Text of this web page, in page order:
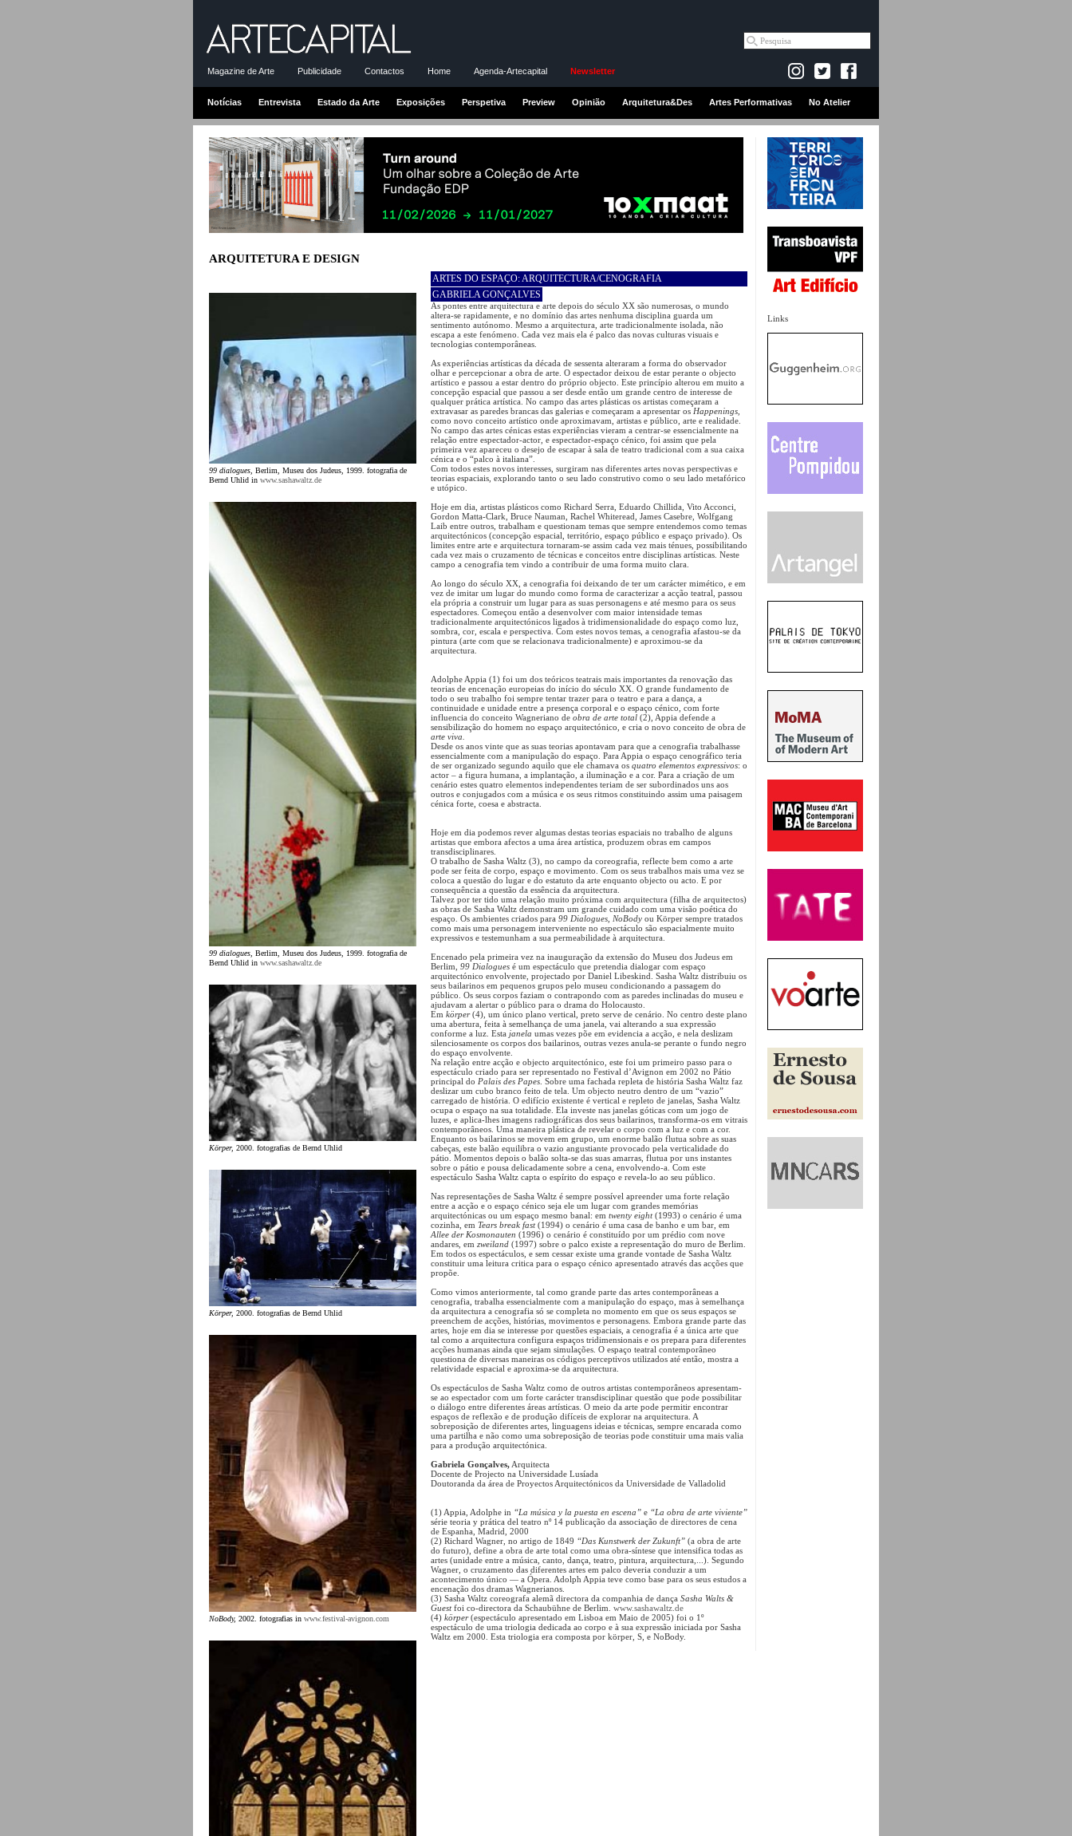
Magazine de Arte Publicidade Contactos Home Agenda-Artecapital Newsletter
Notícias Entrevista Estado da Arte Exposições Perspetiva Preview Opinião Arquitetura&Des Artes Performativas No Atelier
Links
ARQUITETURA E DESIGN
99 dialogues, Berlim, Museu dos Judeus, 1999. fotografia de
Bernd Uhlid in www.sashawaltz.de
99 dialogues, Berlim, Museu dos Judeus, 1999. fotografia de
Bernd Uhlid in www.sashawaltz.de
Körper, 2000. fotografias de Bernd Uhlid
Körper, 2000. fotografias de Bernd Uhlid
NoBody, 2002. fotografias in www.festival-avignon.com
ARTES DO ESPAÇO: ARQUITECTURA/CENOGRAFIA
GABRIELA GONÇALVES
As pontes entre arquitectura e arte depois do século XX são numerosas, o mundo
altera-se rapidamente, e no domínio das artes nenhuma disciplina guarda um
sentimento autónomo. Mesmo a arquitectura, arte tradicionalmente isolada, não
escapa a este fenómeno. Cada vez mais ela é palco das novas culturas visuais e
tecnologias contemporâneas.
As experiências artísticas da década de sessenta alteraram a forma do observador
olhar e percepcionar a obra de arte. O espectador deixou de estar perante o objecto
artístico e passou a estar dentro do próprio objecto. Este princípio alterou em muito a
concepção espacial que passou a ser desde então um grande centro de interesse de
qualquer prática artística. No campo das artes plásticas os artistas começaram a
extravasar as paredes brancas das galerias e começaram a apresentar os Happenings,
como novo conceito artístico onde aproximavam, artistas e público, arte e realidade.
No campo das artes cénicas estas experiências vieram a centrar-se essencialmente na
relação entre espectador-actor, e espectador-espaço cénico, foi assim que pela
primeira vez apareceu o desejo de escapar à sala de teatro tradicional com a sua caixa
cénica e o “palco à italiana”.
Com todos estes novos interesses, surgiram nas diferentes artes novas perspectivas e
teorias espaciais, explorando tanto o seu lado construtivo como o seu lado metafórico
e utópico.
Hoje em dia, artistas plásticos como Richard Serra, Eduardo Chillida, Vito Acconci,
Gordon Matta-Clark, Bruce Nauman, Rachel Whiteread, James Casebre, Wolfgang
Laib entre outros, trabalham e questionam temas que sempre entendemos como temas
arquitectónicos (concepção espacial, território, espaço público e espaço privado). Os
limites entre arte e arquitectura tornaram-se assim cada vez mais ténues, possibilitando
cada vez mais o cruzamento de técnicas e conceitos entre disciplinas artísticas. Neste
campo a cenografia tem vindo a contribuir de uma forma muito clara.
Ao longo do século XX, a cenografia foi deixando de ter um carácter mimético, e em
vez de imitar um lugar do mundo como forma de caracterizar a acção teatral, passou
ela própria a construir um lugar para as suas personagens e até mesmo para os seus
espectadores. Começou então a desenvolver com maior intensidade temas
tradicionalmente arquitectónicos ligados à tridimensionalidade do espaço como luz,
sombra, cor, escala e perspectiva. Com estes novos temas, a cenografia afastou-se da
pintura (arte com que se relacionava tradicionalmente) e aproximou-se da
arquitectura.
Adolphe Appia (1) foi um dos teóricos teatrais mais importantes da renovação das
teorias de encenação europeias do início do século XX. O grande fundamento de
todo o seu trabalho foi sempre tentar trazer para o teatro e para a dança, a
continuidade e unidade entre a presença corporal e o espaço cénico, com forte
influencia do conceito Wagneriano de obra de arte total (2), Appia defende a
sensibilização do homem no espaço arquitectónico, e cria o novo conceito de obra de
arte viva.
Desde os anos vinte que as suas teorias apontavam para que a cenografia trabalhasse
essencialmente com a manipulação do espaço. Para Appia o espaço cenográfico teria
de ser organizado segundo aquilo que ele chamava os quatro elementos expressivos: o
actor – a figura humana, a implantação, a iluminação e a cor. Para a criação de um
cenário estes quatro elementos independentes teriam de ser subordinados uns aos
outros e conjugados com a música e os seus ritmos constituindo assim uma paisagem
cénica forte, coesa e abstracta.
Hoje em dia podemos rever algumas destas teorias espaciais no trabalho de alguns
artistas que embora afectos a uma área artística, produzem obras em campos
transdisciplinares.
O trabalho de Sasha Waltz (3), no campo da coreografia, reflecte bem como a arte
pode ser feita de corpo, espaço e movimento. Com os seus trabalhos mais uma vez se
coloca a questão do lugar e do estatuto da arte enquanto objecto ou acto. E por
consequência a questão da essência da arquitectura.
Talvez por ter tido uma relação muito próxima com arquitectura (filha de arquitectos)
as obras de Sasha Waltz demonstram um grande cuidado com uma visão poética do
espaço. Os ambientes criados para 99 Dialogues, NoBody ou Körper sempre tratados
como mais uma personagem interveniente no espectáculo são espacialmente muito
expressivos e testemunham a sua permeabilidade à arquitectura.
Encenado pela primeira vez na inauguração da extensão do Museu dos Judeus em
Berlim, 99 Dialogues é um espectáculo que pretendia dialogar com espaço
arquitectónico envolvente, projectado por Daniel Libeskind. Sasha Waltz distribuiu os
seus bailarinos em pequenos grupos pelo museu condicionando a passagem do
público. Os seus corpos faziam o contrapondo com as paredes inclinadas do museu e
ajudavam a alertar o público para o drama do Holocausto.
Em körper(4), um único plano vertical, preto serve de cenário. No centro deste plano
uma abertura, feita à semelhança de uma janela, vai alterando a sua expressão
conforme a luz. Esta janela umas vezes põe em evidencia a acção, e nela deslizam
silenciosamente os corpos dos bailarinos, outras vezes anula-se perante o fundo negro
do espaço envolvente.
Na relação entre acção e objecto arquitectónico, este foi um primeiro passo para o
espectáculo criado para ser representado no Festival d’Avignon em 2002 no Pátio
principal do Palais des Papes . Sobre uma fachada repleta de história Sasha Waltz faz
deslizar um cubo branco feito de tela. Um objecto neutro dentro de um “vazio”
carregado de história. O edifício existente é vertical e repleto de janelas, Sasha Waltz
ocupa o espaço na sua totalidade. Ela investe nas janelas góticas com um jogo de
luzes, e aplica-lhes imagens radiográficas dos seus bailarinos, transforma-os em vitrais
contemporâneos. Uma maneira plástica de revelar o corpo com a luz e com a cor.
Enquanto os bailarinos se movem em grupo, um enorme balão flutua sobre as suas
cabeças, este balão equilibra o vazio angustiante provocado pela verticalidade do
pátio. Momentos depois o balão solta-se das suas amarras, flutua por uns instantes
sobre o pátio e pousa delicadamente sobre a cena, envolvendo-a. Com este
espectáculo Sasha Waltz capta o espírito do espaço e revela-lo ao seu público.
Nas representações de Sasha Waltz é sempre possível apreender uma forte relação
entre a acção e o espaço cénico seja ele um lugar com grandes memórias
arquitectónicas ou um espaço mesmo banal: em twenty eight(1993) o cenário é uma
cozinha, em Tears break fast(1994) o cenário é uma casa de banho e um bar, em
Allee der Kosmonauten (1996) o cenário é constituído por um prédio com nove
andares, em zweiland (1997) sobre o palco existe a representação do muro de Berlim.
Em todos os espectáculos, e sem cessar existe uma grande vontade de Sasha Waltz
constituir uma leitura critica para o espaço cénico apresentado através das acções que
propõe.
Como vimos anteriormente, tal como grande parte das artes contemporâneas a
cenografia, trabalha essencialmente com a manipulação do espaço, mas à semelhança
da arquitectura a cenografia só se completa no momento em que os seus espaços se
preenchem de acções, histórias, movimentos e personagens. Embora grande parte das
artes, hoje em dia se interesse por questões espaciais, a cenografia é a única arte que
tal como a arquitectura configura espaços tridimensionais e os prepara para diferentes
acções humanas ainda que sejam simulações. O espaço teatral contemporâneo
questiona de diversas maneiras os códigos perceptivos utilizados até então, mostra a
relatividade espacial e aproxima-se da arquitectura.
Os espectáculos de Sasha Waltz como de outros artistas contemporâneos apresentam-
se ao espectador com um forte carácter transdisciplinar questão que pode possibilitar
o diálogo entre diferentes áreas artísticas. O meio da arte pode permitir encontrar
espaços de reflexão e de produção difíceis de explorar na arquitectura. A
sobreposição de diferentes artes, linguagens ideias e técnicas, sempre encarada como
uma partilha e não como uma sobreposição de teorias pode constituir uma mais valia
para a produção arquitectónica.
Gabriela Gonçalves, Arquitecta
Docente de Projecto na Universidade Lusíada
Doutoranda da área de Proyectos Arquitectónicos da Universidade de Valladolid
(1) Appia, Adolphe in “La música y la puesta en escena” e “La obra de arte viviente”
série teoria y prática del teatro nº 14 publicação da associação de directores de cena
de Espanha, Madrid, 2000
(2) Richard Wagner, no artigo de 1849 “Das Kunstwerk der Zukunft” (a obra de arte
do futuro), define a obra de arte total como uma obra-síntese que intensifica todas as
artes (unidade entre a música, canto, dança, teatro, pintura, arquitectura,...). Segundo
Wagner, o cruzamento das diferentes artes em palco deveria conduzir a um
acontecimento único — a Ópera. Adolph Appia teve como base para os seus estudos a
encenação dos dramas Wagnerianos.
(3) Sasha Waltz coreografa alemã directora da companhia de dança Sasha Walts &
Guestfoi co-directora da Schaubühne de Berlim. www.sashawaltz.de
(4) körper(espectáculo apresentado em Lisboa em Maio de 2005) foi o 1º
espectáculo de uma triologia dedicada ao corpo e à sua expressão iniciada por Sasha
Waltz em 2000. Esta triologia era composta por körper, S, e NoBody.